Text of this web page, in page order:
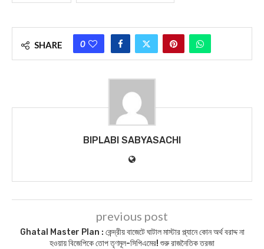
SHARE 0
BIPLABI SABYASACHI
previous post
Ghatal Master Plan : কেন্দ্রীয় বাজেটে ঘাটাল মাস্টার প্ল্যানে কোন অর্থ বরাদ্দ না
হওয়ায় বিজেপিকে তোপ তৃণমূল-সিপিএমের! শুরু রাজনৈতিক তরজা